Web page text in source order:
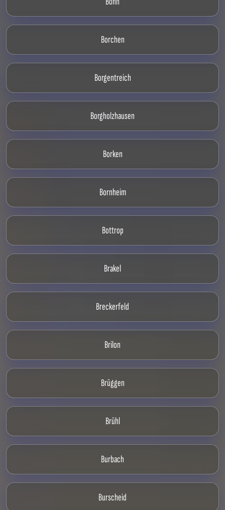
Borchen
Borgentreich
Borgholzhausen
Borken
Bornheim
Bottrop
Brakel
Breckerfeld
Brilon
Brüggen
Brühl
Burbach
Burscheid